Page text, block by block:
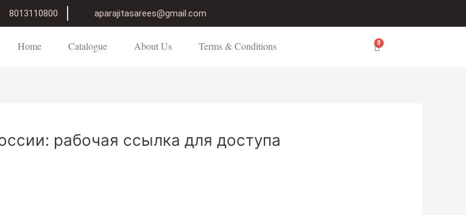
8013110800 aparajitasarees@gmail.com
Home Catalogue About Us Terms & Conditions 0
Cart
рабочая ссылка для доступа